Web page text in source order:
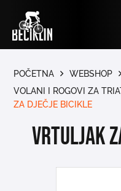
POČETNA WEBSHOP
VOLANI I ROGOVI ZA
ZA DJEČJE BICIKLE
VRTULJAK